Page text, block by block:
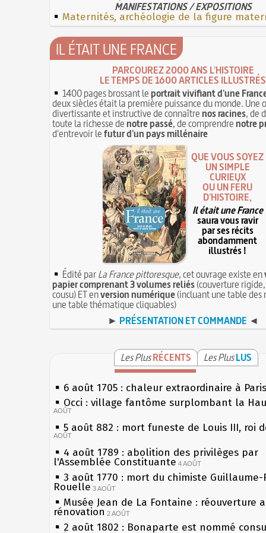
MANIFESTATIONS / EXPOSITIONS
Maternités, archéologie de la figure
IL ÉTAIT UNE FRANCE
PARCOUREZ 2000 ANS L'HISTOIRE
LE TEMPS DE 1600 ARTICLES ILLUSTRÉS
1400 pages brossant leportrait vivifiant d'une
deux siècles était la première puissance du monde. Une
divertissante et instructive de connaîtrenos racines, de
toute la richesse denotre passé, de comprendrenotre
d'entrevoir lefutur d'un pays millénaire
QUE VOUS SOYEZ
UN SIMPLE
CURIEUX
OU UN FÉRU
D'HISTOIRE,
Il était une France
saura vous ravir
par ses récits
abondamment
illustrés !
Édité parLa France pittoresque, cet ouvrage existe en
papier comprenant 3 volumes reliés(couverture
cousu) ET enversion numérique(incluant une table des
une table thématique cliquables)
► PRÉSENTATION ET COMMANDE ◄
Les PlusRÉCENTS Les PlusLUS
6 août 1705 : chaleur extraordinaire à Paris
Occi : village fantôme surplombant la
AOÛT
5 août 882 : mort funeste de Louis III, roi
AOÛT
4 août 1789 : abolition des privilèges par
l'Assemblée Constituante 4 AOÛT
3 août 1770 : mort du chimiste Guillaume-
Rouelle 3 AOÛT
Musée Jean de La Fontaine : réouverture
rénovation 2 AOÛT
2 août 1802 : Bonaparte est nommé